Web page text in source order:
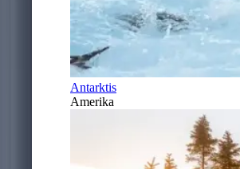
Antarktis
Amerika